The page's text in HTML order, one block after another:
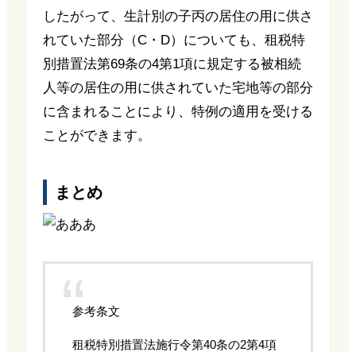
したがって、生計別の子丙の居住の用に供さ
れていた部分（C・D）についても、租税特
別措置法第69条の4第1項に規定する被相続
人等の居住の用に供されていた宅地等の部分
に含まれることにより、特例の適用を受ける
ことができます。
まとめ
参考条文
租税特別措置法施行令第40条の2第4項